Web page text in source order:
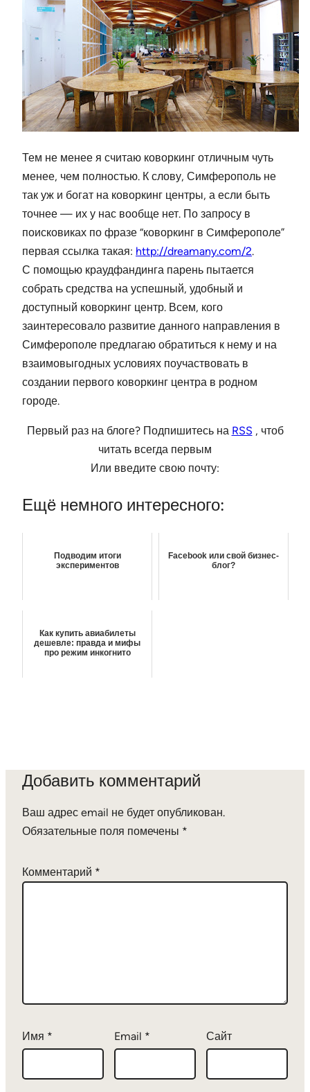
Тем не менее я считаю коворкинг отличным чуть
менее, чем полностью. К слову, Симферополь не
так уж и богат на коворкинг центры, а если быть
точнее — их у нас вообще нет. По запросу в
поисковиках по фразе “коворкинг в Cимферополе”
первая ссылка такая: http://dreamany.com/2.
С помощью краудфандинга парень пытается
собрать средства на успешный, удобный и
доступный коворкинг центр. Всем, кого
заинтересовало развитие данного направления в
Симферополе предлагаю обратиться к нему и на
взаимовыгодных условиях поучаствовать в
создании первого коворкинг центра в родном
городе.
Первый раз на блоге? Подпишитесь на RSS , чтоб
читать всегда первым
Или введите свою почту:
Ещё немного интересного:
Подводим итоги
экспериментов
Facebook или свой бизнес-
блог?
Как купить авиабилеты
дешевле: правда и мифы
про режим инкогнито
Добавить комментарий
Ваш адрес email не будет опубликован.
Обязательные поля помечены *
Комментарий *
Имя * Email * Сайт